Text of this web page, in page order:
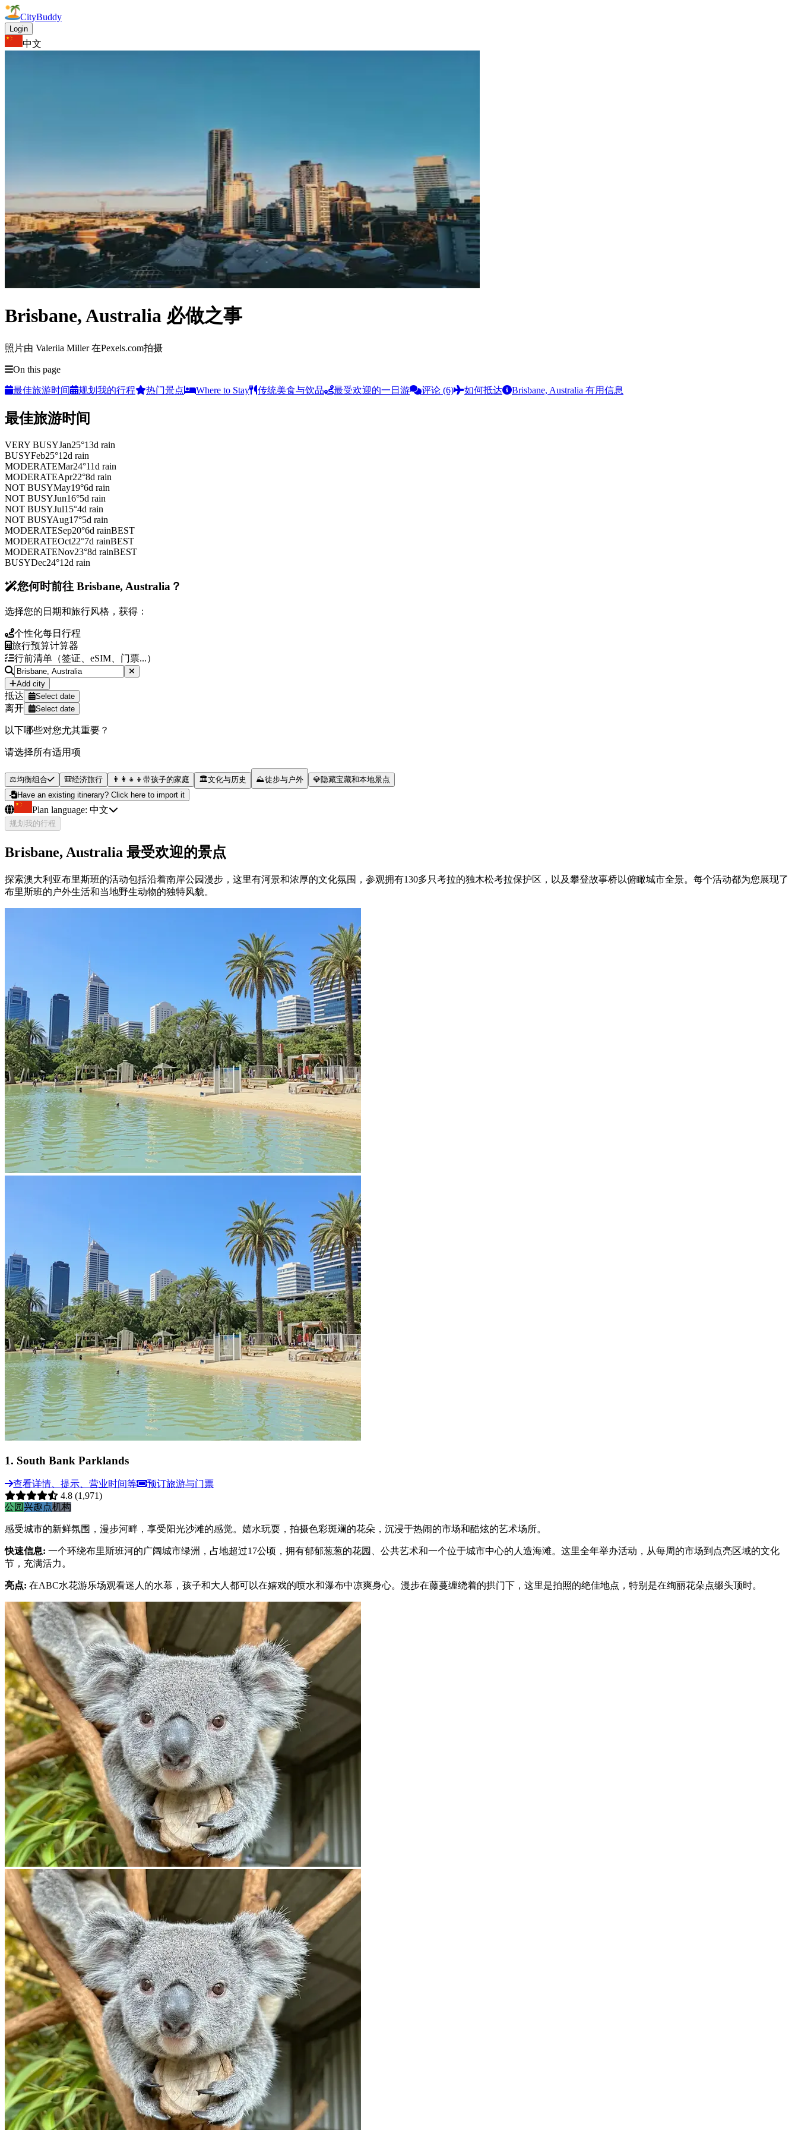
CityBuddy
Login
中文
Brisbane, Australia 必做之事
照片由 Valeriia Miller 在Pexels.com拍摄
On this page
最佳旅游时间 规划我的行程 热门景点 Where to Stay 传统美食与饮品 最受欢迎的一日游 评论 (6) 如何抵达 Brisbane, Australia 有用信息
最佳旅游时间
VERY BUSYJan25°13d rain
BUSYFeb25°12d rain
MODERATEMar24°11d rain
MODERATEApr22°8d rain
NOT BUSYMay19°6d rain
NOT BUSYJun16°5d rain
NOT BUSYJul15°4d rain
NOT BUSYAug17°5d rain
MODERATESep20°6d rainBEST
MODERATEOct22°7d rainBEST
MODERATENov23°8d rainBEST
BUSYDec24°12d rain
您何时前往 Brisbane, Australia？
选择您的日期和旅行风格，获得：
个性化每日行程
旅行预算计算器
行前清单（签证、eSIM、门票...）
Add city
抵达 Select date
离开 Select date
以下哪些对您尤其重要？
请选择所有适用项
⚖️均衡组合 🎒经济旅行 👨‍👩‍👧‍👦 带孩子的家庭 🏛️文化与历史 ⛰️徒步与户外 💎隐藏宝藏和本地景点
Have an existing itinerary? Click here to import it
Plan language: 中文
规划我的行程
Brisbane, Australia 最受欢迎的景点
探索澳大利亚布里斯班的活动包括沿着南岸公园漫步，这里有河景和浓厚的文化氛围，参观拥有130多只考拉的独木松考拉保护区，以及攀登故事桥以俯瞰城市全景。每个活动都为您展现了
布里斯班的户外生活和当地野生动物的独特风貌。
1. South Bank Parklands
查看详情、提示、营业时间等
预订旅游与门票
4.8 (1,971)
公园 兴趣点机构
感受城市的新鲜氛围，漫步河畔，享受阳光沙滩的感觉。嬉水玩耍，拍摄色彩斑斓的花朵，沉浸于热闹的市场和酷炫的艺术场所。
快速信息: 一个环绕布里斯班河的广阔城市绿洲，占地超过17公顷，拥有郁郁葱葱的花园、公共艺术和一个位于城市中心的人造海滩。这里全年举办活动，从每周的市场到点亮区域的文化
节，充满活力。
亮点: 在ABC水花游乐场观看迷人的水幕，孩子和大人都可以在嬉戏的喷水和瀑布中凉爽身心。漫步在藤蔓缠绕着的拱门下，这里是拍照的绝佳地点，特别是在绚丽花朵点缀头顶时。